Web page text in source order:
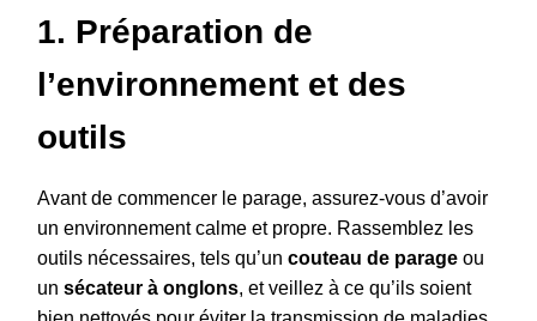
1. Préparation de
l’environnement et des
outils
Avant de commencer le parage, assurez-vous d’avoir
un environnement calme et propre. Rassemblez les
outils nécessaires, tels qu’un couteau de parage ou
un sécateur à onglons, et veillez à ce qu’ils soient